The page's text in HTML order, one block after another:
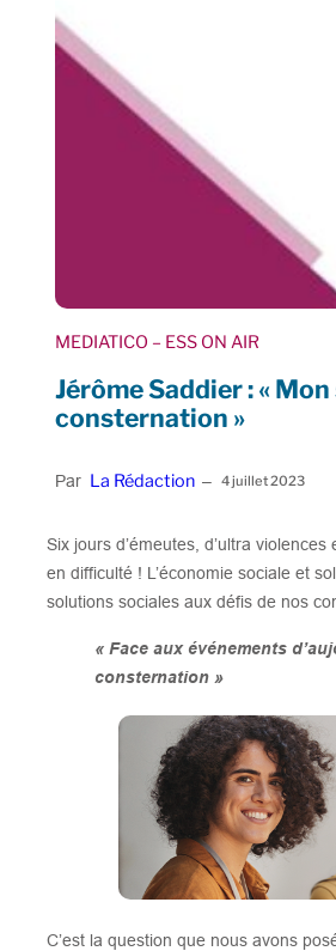
MEDIATICO – ESS ON AIR
Jérôme Saddier : «
consternation »
Par La Rédaction – 4 juillet 2023
Six jours d’émeutes, d’ultra
en difficulté ! L’économie sociale et
solutions sociales aux défis de nos
« Face aux événements
consternation »
C’est la question que nous avons